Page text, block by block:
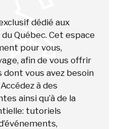
dédié aux
Québec. Cet espace
pour vous,
afin de vous offrir
vous avez besoin
à des
ainsi qu’à de la
tutoriels